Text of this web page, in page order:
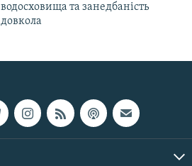
водосховища та занедбаність
довкола